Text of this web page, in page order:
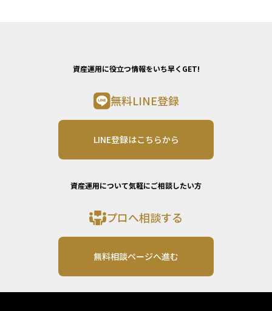
資産運用に役立つ情報をいち早くGET!
無料LINE登録
LINE登録はこちらから
資産運用について気軽にご相談したい方
プロへ相談する
無料相談ページへ進む